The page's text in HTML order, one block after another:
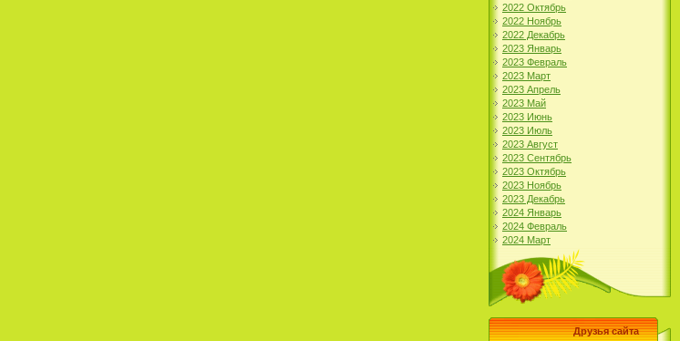
2022 Октябрь
2022 Ноябрь
2022 Декабрь
2023 Январь
2023 Февраль
2023 Март
2023 Апрель
2023 Май
2023 Июнь
2023 Июль
2023 Август
2023 Сентябрь
2023 Октябрь
2023 Ноябрь
2023 Декабрь
2024 Январь
2024 Февраль
2024 Март
Друзья сайта